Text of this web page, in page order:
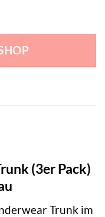
(3er Pack)
Trunk im